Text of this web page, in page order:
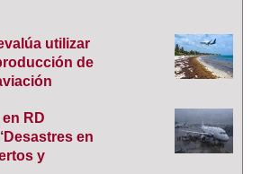
utilizar
de
en RD
en
y